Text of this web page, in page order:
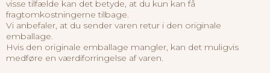
visse tilfælde kan det betyde, at du kun kan få
fragtomkostningerne tilbage.
Vi anbefaler, at du sender varen retur i den originale
emballage.
Hvis den originale emballage mangler, kan det muligvis
medføre en værdiforringelse af varen.